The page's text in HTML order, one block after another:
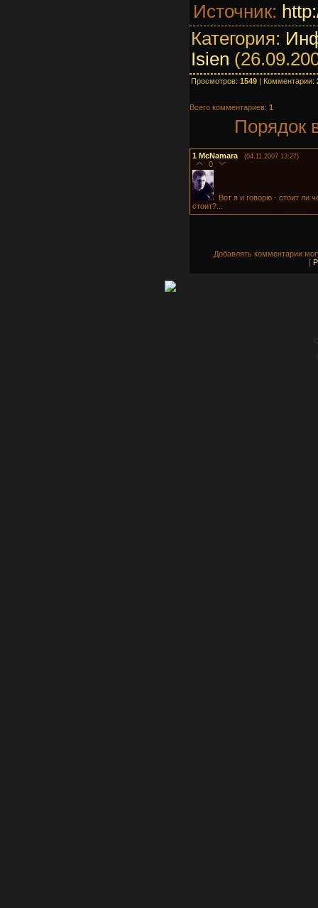
Источник:
Категория:
Isien
Просмотров: 1549 | Комментарии:
Всего комментариев: 1
Порядок
1 McNamara (04.11.2007 13:27)
0
Вот я и говорю - стоит ли
стоит?...
Добавлять комментарии
[